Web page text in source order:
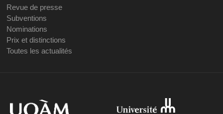
Revue de presse
Subventions
Nominations
Prix et distinctions
Toutes les actualités